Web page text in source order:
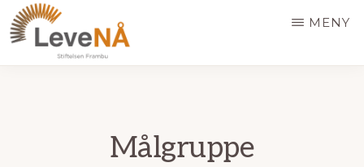
Hopp
til
hovedinnhold
MENY
Målgruppe